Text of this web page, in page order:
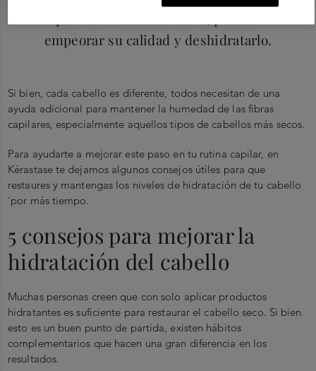
empeorar su calidad y deshidratarlo.
Si bien, cada cabello es diferente, todos necesitan de una
ayuda adicional para mantener la humedad de las fibras
capilares, especialmente aquellos tipos de cabellos más secos.
Para ayudarte a mejorar este paso en tu rutina capilar, en
Kérastase te dejamos algunos consejos útiles para que
restaures y mantengas los niveles de hidratación de tu cabello
´por más tiempo.
5 consejos para mejorar la
hidratación del cabello
Muchas personas creen que con solo aplicar productos
hidratantes es suficiente para restaurar el cabello seco. Si bien
esto es un buen punto de partida, existen hábitos
complementarios que hacen una gran diferencia en los
resultados.